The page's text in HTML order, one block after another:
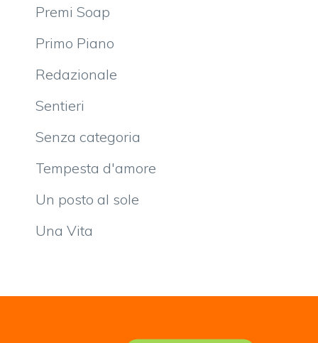
Premi Soap
Primo Piano
Redazionale
Sentieri
Senza categoria
Tempesta d'amore
Un posto al sole
Una Vita